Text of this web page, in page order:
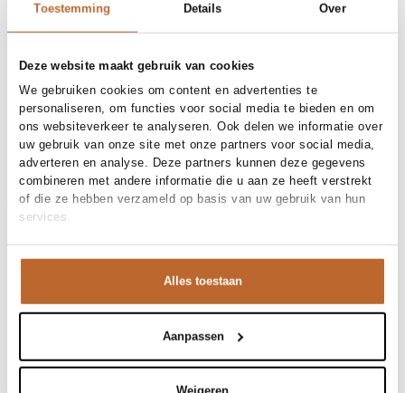
Toestemming Details Over
Deze website maakt gebruik van cookies
We gebruiken cookies om content en advertenties te
personaliseren, om functies voor social media te bieden en om
ons websiteverkeer te analyseren. Ook delen we informatie over
uw gebruik van onze site met onze partners voor social media,
adverteren en analyse. Deze partners kunnen deze gegevens
combineren met andere informatie die u aan ze heeft verstrekt
of die ze hebben verzameld op basis van uw gebruik van hun
services.
Alles toestaan
Aanpassen
Materiaal en verzorging
Fabric
Fabric: 100% cotton
Materiaal
Denim, Katoen
Reiniging
30°C machine wash
Maat en pasvorm
Maatadvies
Deze maat valt normaal
Pasvorm (broeken)
Wide fit
Taillehoogte
High waist
Maat model
36
Productdetails
Merk
Co'Couture
Merk-artikelnummer
Productnaam
Variantnummer
11
Variantnaam
Off white
00030185
Patroon
Geborduurd
5-pocket
Colette, high waist loose fit non-stretch jeans
Verzenden en retour
Bij Orangebag ontvang je gratis verzending vanaf €99. Alle
bestellingen worden verzonden met een track & trace-code,
zodat je jouw pakket altijd kunt volgen. Bestel je voor 21:45
verzonden!
Heb je vragen over onze producten of heb je hulp nodig bij
het plaatsen van een bestelling? Onze klantenservice staat
Shop the look
Deze witte denim van Co'Couture is een echt statement
piece door het prachtige opengewerkte borduursel langs
de pijp. De high waist en wide fit laten je benen eindeloos